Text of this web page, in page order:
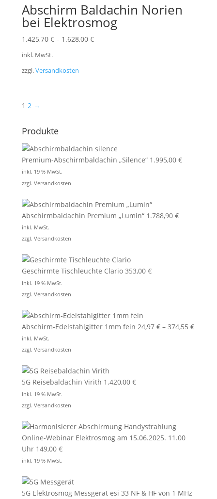
Abschirm Baldachin Norien
bei Elektrosmog
1.425,70 €– 1.628,00 €
inkl. MwSt.
zzgl.Versandkosten
1 2 →
Produkte
Premium-Abschirmbaldachin „Silence“ 1.995,00 €
inkl. 19 % MwSt.
zzgl. Versandkosten
Abschirmbaldachin Premium „Lumin“ 1.788,90 €
inkl. MwSt.
zzgl. Versandkosten
Geschirmte Tischleuchte Clario 353,00 €
inkl. 19 % MwSt.
zzgl. Versandkosten
Abschirm-Edelstahlgitter 1mm fein 24,97 €– 374,55 €
inkl. MwSt.
zzgl. Versandkosten
5G Reisebaldachin Virith 1.420,00 €
inkl. 19 % MwSt.
zzgl. Versandkosten
Online-Webinar Elektrosmog am 15.06.2025. 11.00
Uhr 149,00 €
inkl. 19 % MwSt.
5G Elektrosmog Messgerät esi 33 NF & HF von 1 MHz